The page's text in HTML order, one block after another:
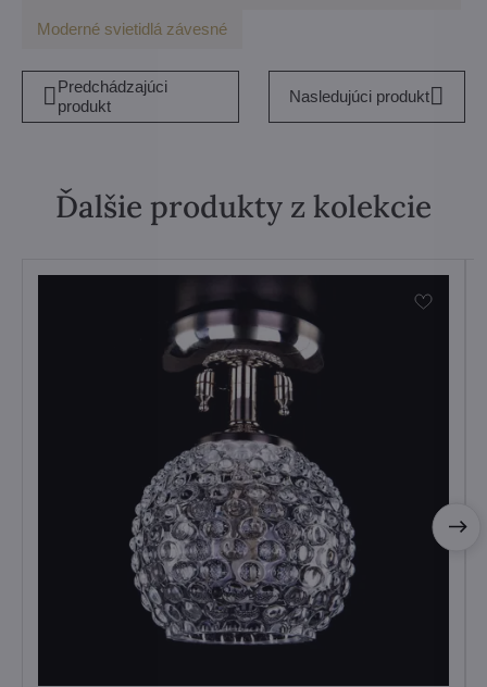
Moderné svietidlá závesné
Predchádzajúci
produkt
Nasledujúci produkt
Ďalšie produkty z kolekcie